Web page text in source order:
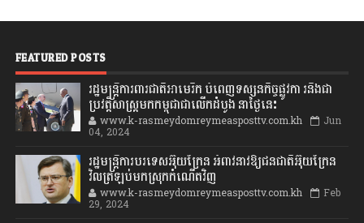
FEATURED POSTS
រដ្ឋមន្រ្តីការពារជាតិអាមេរិក បំពេញទស្សនកិច្ចផ្លូវកា រនិងជា
ប្រវត្តិសាស្រ្តមកកម្ពុជាជាលើកដំបូង នាថ្ងៃនេះ
www.k-rasmeydomreymeasposttv.com.kh Jun
04, 2024
រដ្ឋមន្ត្រីការបរទេសអ៊ុយក្រែន អំពាវនាវឱ្យជនជាតិអ៊ុយក្រែន
វិលត្រឡប់មកស្រុកកំណើតវិញ
www.k-rasmeydomreymeasposttv.com.kh Feb
29, 2024